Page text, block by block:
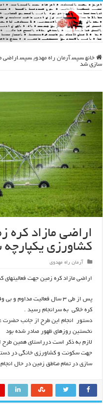
خانه سپس آرمان راه مهدوی سپس اراضی
سازی شد
اراضی مازاد کره
کشاورزی
آرمان راه مهدوی
اراضی مازاد کره زمین جهت
پس از طی ۳ سال فعالیت
کره خاکی به سرانجام رسید .
دستور انجام این طرح از جانب حضرت
نخستین روزهای ظهور صادر شده بود
لازم به ذکر است درراستای همین طرح
جهت سکونت و کشاورزی خانگی در
سازی در تمام مناطق زمین در حال